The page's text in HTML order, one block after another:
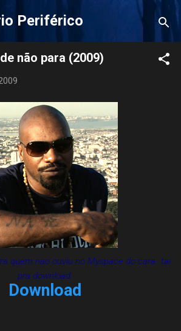
para o conteúdo principal
Periférico
não para (2009)
quem nao ouviu no Myspace do cara...tai
pra download.
Download